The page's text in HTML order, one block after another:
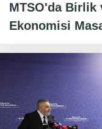
MTSO'da Birlik
Ekonomisi